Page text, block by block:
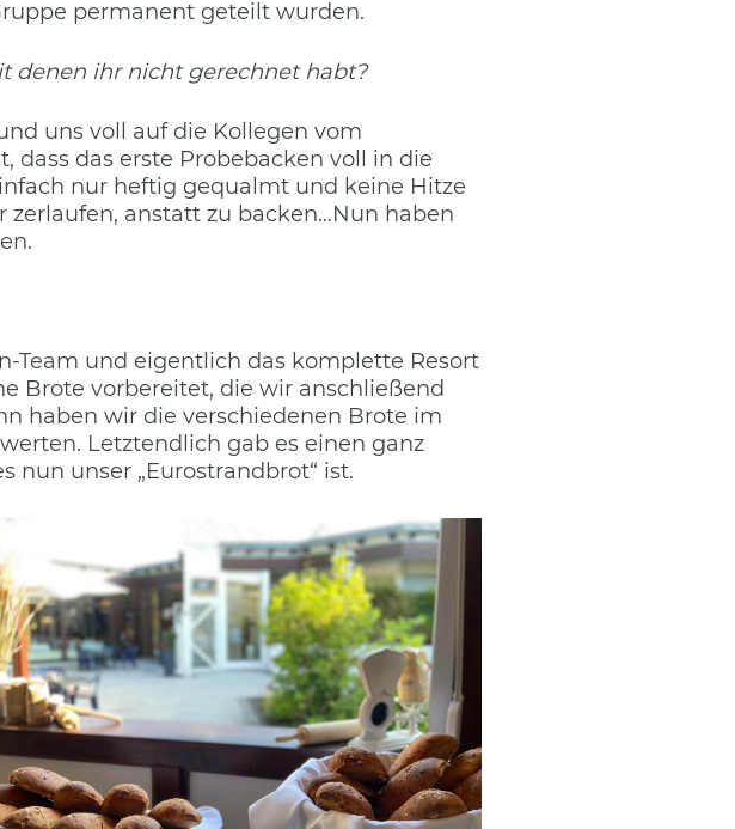
permanent geteilt wurden.
denen ihr nicht gerechnet habt?
uns voll auf die Kollegen vom
dass das erste Probebacken voll in die
nur heftig gequalmt und keine Hitze
anstatt zu backen…Nun haben
Team und eigentlich das komplette Resort
Brote vorbereitet, die wir anschließend
haben wir die verschiedenen Brote im
Letztendlich gab es einen ganz
nun unser „Eurostrandbrot“ ist.